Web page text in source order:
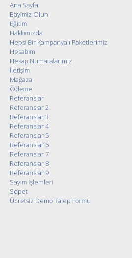
Ana Sayfa
Bayimiz Olun
Eğitim
Hakkımızda
Hepsi Bir Kampanyalı Paketlerimiz
Hesabım
Hesap Numaralarımız
İletişim
Mağaza
Ödeme
Referanslar
Referanslar 2
Referanslar 3
Referanslar 4
Referanslar 5
Referanslar 6
Referanslar 7
Referanslar 8
Referanslar 9
Sayım İşlemleri
Sepet
Ücretsiz Demo Talep Formu